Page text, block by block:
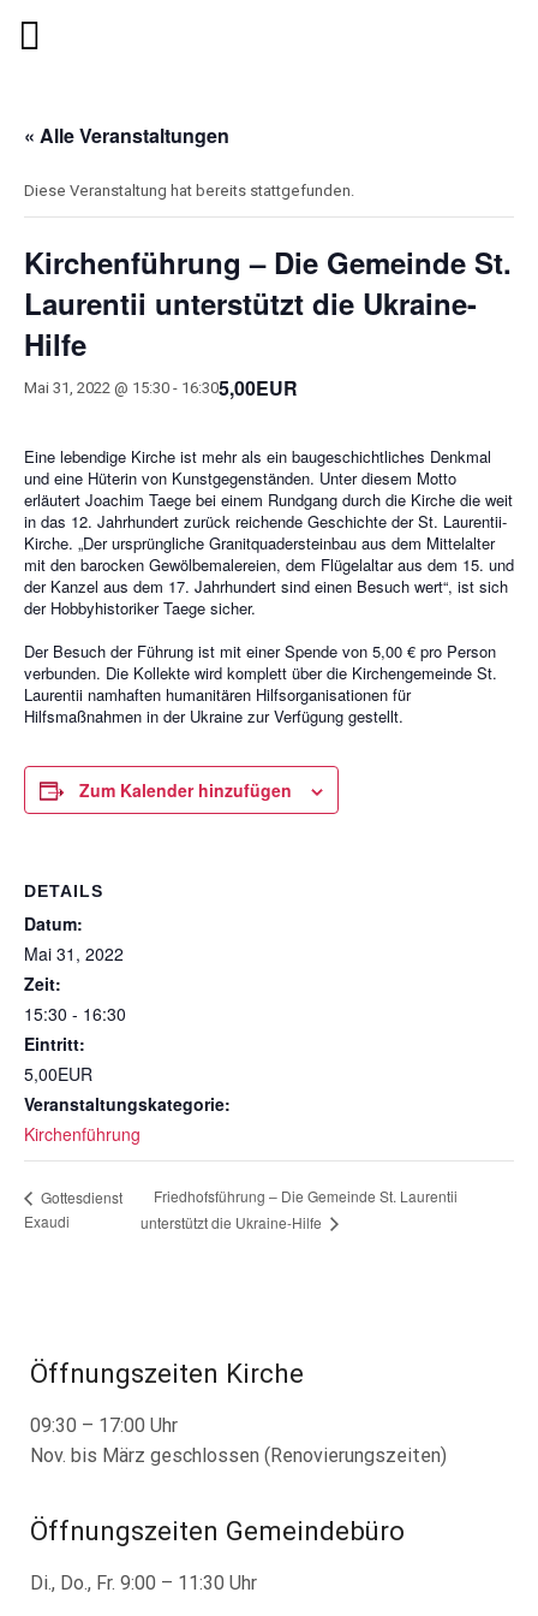
« Alle Veranstaltungen
Diese Veranstaltung hat bereits stattgefunden.
Kirchenführung – Die Gemeinde St.
Laurentii unterstützt die Ukraine-
Hilfe
Mai 31, 2022 @ 15:30 - 16:305,00EUR
Eine lebendige Kirche ist mehr als ein baugeschichtliches Denkmal
und eine Hüterin von Kunstgegenständen. Unter diesem Motto
erläutert Joachim Taege bei einem Rundgang durch die Kirche die weit
in das 12. Jahrhundert zurück reichende Geschichte der St. Laurentii-
Kirche. „Der ursprüngliche Granitquadersteinbau aus dem Mittelalter
mit den barocken Gewölbemalereien, dem Flügelaltar aus dem 15. und
der Kanzel aus dem 17. Jahrhundert sind einen Besuch wert“, ist sich
der Hobbyhistoriker Taege sicher.
Der Besuch der Führung ist mit einer Spende von 5,00 € pro Person
verbunden. Die Kollekte wird komplett über die Kirchengemeinde St.
Laurentii namhaften humanitären Hilfsorganisationen für
Hilfsmaßnahmen in der Ukraine zur Verfügung gestellt.
Zum Kalender hinzufügen
DETAILS
Datum:
Mai 31, 2022
Zeit:
15:30 - 16:30
Eintritt:
5,00EUR
Veranstaltungskategorie:
Kirchenführung
Gottesdienst
Exaudi
Friedhofsführung – Die Gemeinde St. Laurentii
unterstützt die Ukraine-Hilfe
Öffnungszeiten Kirche
09:30 – 17:00 Uhr
Nov. bis März geschlossen (Renovierungszeiten)
Öffnungszeiten Gemeindebüro
Di., Do., Fr. 9:00 – 11:30 Uhr